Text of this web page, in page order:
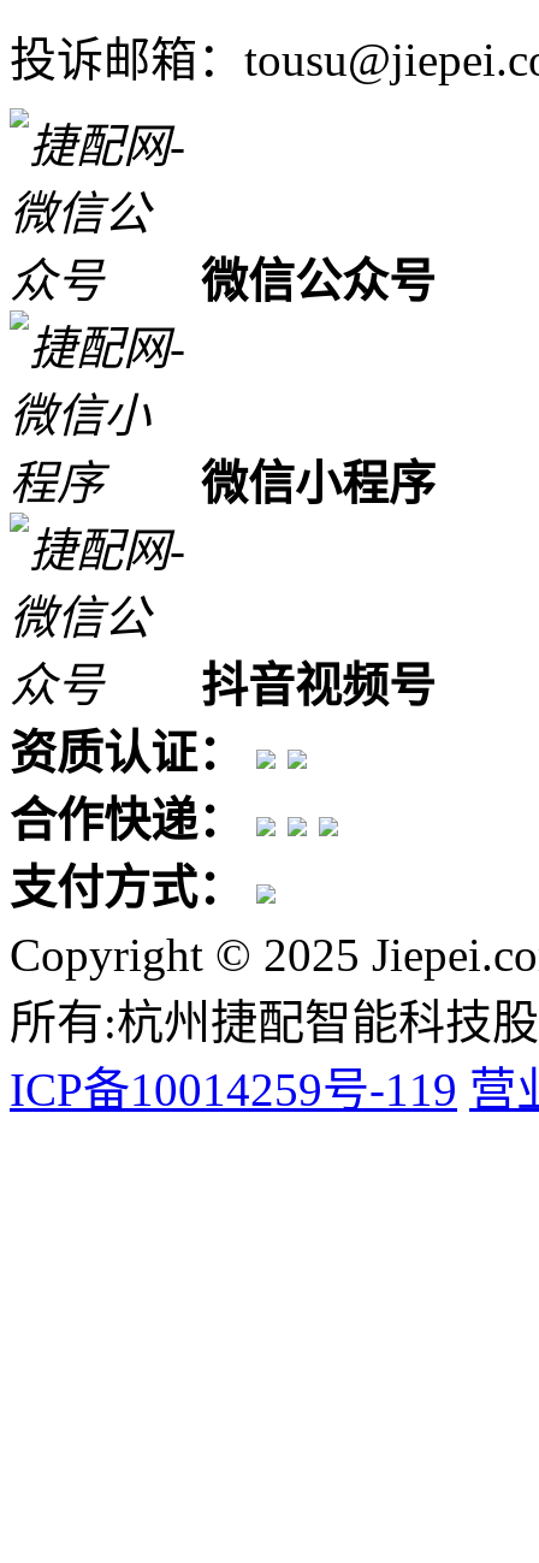
投诉邮箱：
微信公众号
微信小程序
抖音视频号
资质认证：
合作快递：
支付方式：
Copyright © 2025
所有:杭州捷配智能科技
ICP备10014259号-119 营